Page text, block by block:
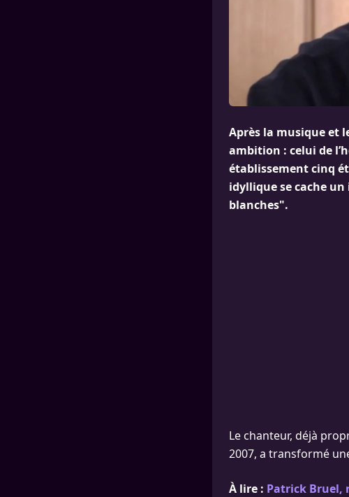
Après la musique et
ambition : celui de
établissement cinq
idyllique se cache
blanches".
Le chanteur, déjà
2007, a transformé
À lire : Patrick Bruel,